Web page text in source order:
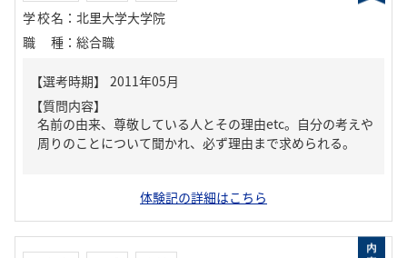
学校名 ： 北里大学大学院
職種 ： 総合職
【質問内容】
名前の由来、尊敬している人とその理由etc。自分の考えや
周りのことについて聞かれ、必ず理由まで求められる。
体験記の詳細はこちら